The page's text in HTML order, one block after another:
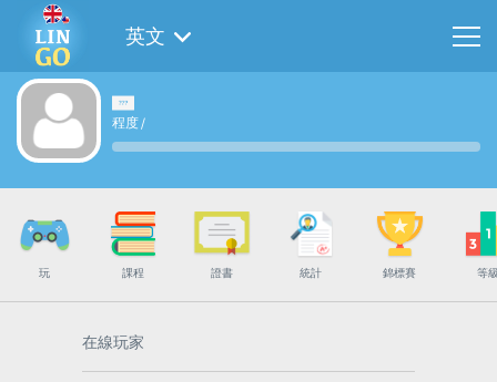
英文
程度/
玩 課程 證書 統計 錦標賽 等
在線玩家